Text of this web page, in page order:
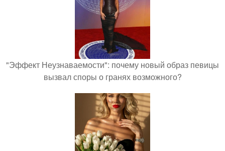
"Эффект Неузнаваемости": почему новый образ певицы
вызвал споры о гранях возможного?